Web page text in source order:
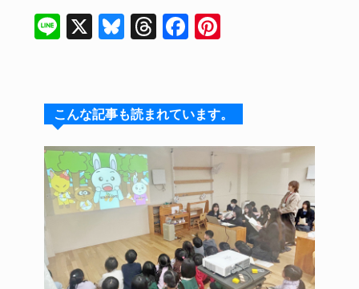
Li
n
X Bl
u
s
k
y
T
hr
a
d
s
F
a
e
b
o
o
k
re
st
こんな記事も読まれています。